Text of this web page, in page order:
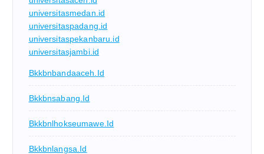
universitasmedan.id
universitaspadang.id
universitaspekanbaru.id
universitasjambi.id
Bkkbnbandaaceh.id
Bkkbnsabang.id
Bkkbnlhokseumawe.id
Bkkbnlangsa.id